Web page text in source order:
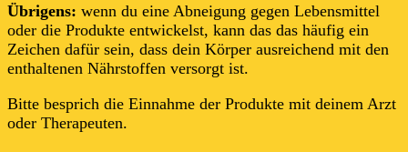
Übrigens: wenn du eine Abneigung gegen Lebensmittel
oder die Produkte entwickelst, kann das das häufig ein
Zeichen dafür sein, dass dein Körper ausreichend mit den
enthaltenen Nährstoffen versorgt ist.
Bitte besprich die Einnahme der Produkte mit deinem Arzt
oder Therapeuten.